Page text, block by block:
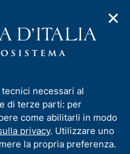
e
l
s
t
della
✕
necessari al
di terze parti: per
come abilitarli in modo
privacy. Utilizzare uno
la propria preferenza.